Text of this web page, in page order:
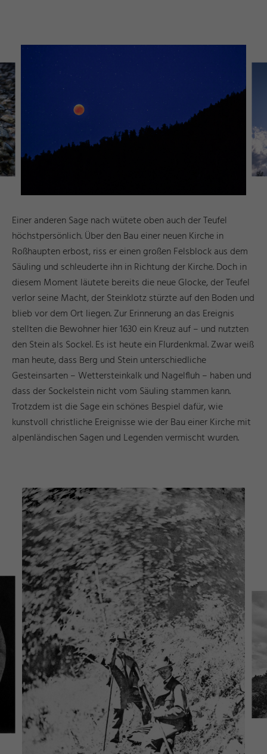
Einer anderen Sage nach wütete oben auch der Teufel
höchstpersönlich. Über den Bau einer neuen Kirche in
Roßhaupten erbost, riss er einen großen Felsblock aus dem
Säuling und schleuderte ihn in Richtung der Kirche. Doch in
diesem Moment läutete bereits die neue Glocke, der Teufel
verlor seine Macht, der Steinklotz stürzte auf den Boden und
blieb vor dem Ort liegen. Zur Erinnerung an das Ereignis
stellten die Bewohner hier 1630 ein Kreuz auf – und nutzten
den Stein als Sockel. Es ist heute ein Flurdenkmal. Zwar weiß
man heute, dass Berg und Stein unterschiedliche
Gesteinsarten – Wettersteinkalk und Nagelfluh – haben und
dass der Sockelstein nicht vom Säuling stammen kann.
Trotzdem ist die Sage ein schönes Bespiel dafür, wie
kunstvoll christliche Ereignisse wie der Bau einer Kirche mit
alpenländischen Sagen und Legenden vermischt wurden.